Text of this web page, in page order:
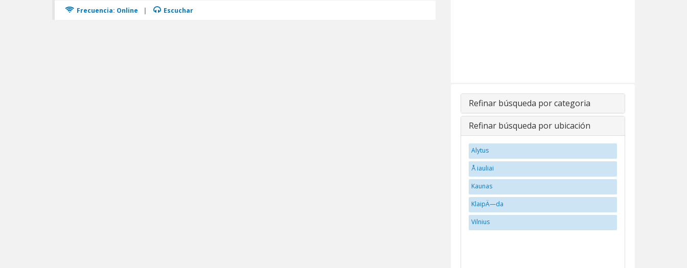
Frecuencia: Online | Escuchar
Refinar búsqueda por categoria
Refinar búsqueda por ubicación
Alytus
Å iauliai
Kaunas
KlaipÄ—da
Vilnius